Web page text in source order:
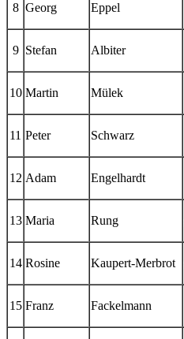
8 Georg Eppel
9 Stefan Albiter
10 Martin Mülek
11 Peter Schwarz
12 Adam Engelhardt
13 Maria Rung
14 Rosine Kaupert-Merbrot
15 Franz Fackelmann